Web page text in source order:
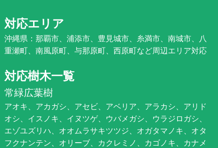
対応エリア
沖縄県：那覇市、浦添市、豊見城市、糸満市、南城市、八
重瀬町、南風原町、与那原町、西原町など周辺エリア対応
対応樹木一覧
常緑広葉樹
アオキ、アカガシ、アセビ、アベリア、アラカシ、アリド
オシ、イスノキ、イヌツゲ、ウバメガシ、ウラジロガシ、
エゾユズリハ、オオムラサキツツジ、オガタマノキ、オタ
フクナンテン、オリーブ、カクレミノ、カゴノキ、カナメ